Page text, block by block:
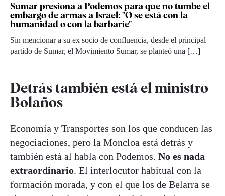
Sumar presiona a Podemos para que no tumbe el
embargo de armas a Israel: "O se está con la
humanidad o con la barbarie"
Sin mencionar a su ex socio de confluencia, desde el principal
partido de Sumar, el Movimiento Sumar, se planteó una […]
Detrás también está el ministro
Bolaños
Economía y Transportes son los que conducen las
negociaciones, pero la Moncloa está detrás y
también está al habla con Podemos. No es nada
extraordinario. El interlocutor habitual con la
formación morada, y con el que los de Belarra se